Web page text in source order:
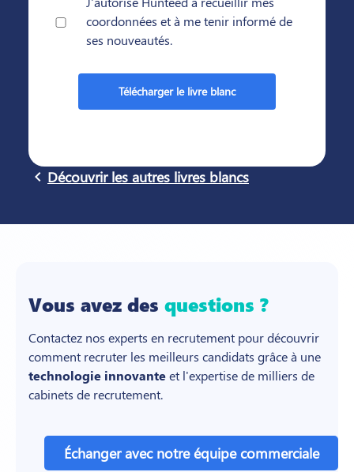
coordonnées et à me tenir informé de
ses nouveautés.
navigate_before Découvrir les autres livres blancs
Vous avez desquestions ?
Contactez nos experts en recrutement pour découvrir
comment recruter les meilleurs candidats grâce à une
technologie innovanteet l'expertise de milliers de
cabinets de recrutement.
Échanger avec notre équipe commerciale